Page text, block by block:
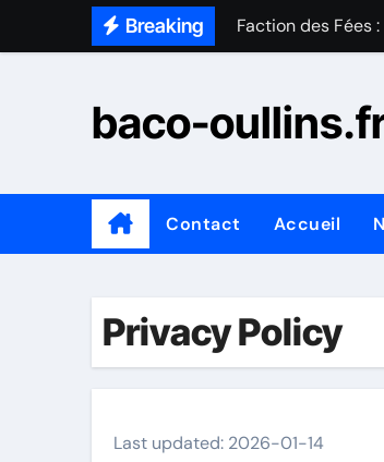
Breaking
Faction des
Extension
Expansion
baco-
Contact Accueil
Privacy Policy
Last updated: 2026-01-14